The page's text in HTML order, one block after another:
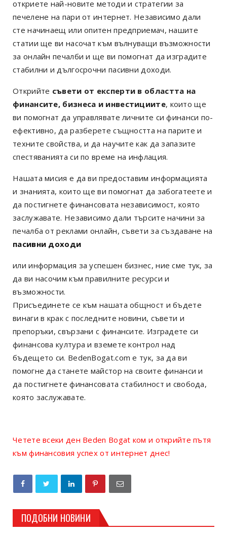
откриете най-новите методи и стратегии за
печелене на пари от интернет. Независимо дали
сте начинаещ или опитен предприемач, нашите
статии ще ви насочат към вълнуващи възможности
за онлайн печалби и ще ви помогнат да изградите
стабилни и дългосрочни пасивни доходи.
Открийте съвети от експерти в областта на
финансите, бизнеса и инвестициите, които ще
ви помогнат да управлявате личните си финанси по-
ефективно, да разберете същността на парите и
техните свойства, и да научите как да запазите
спестяванията си по време на инфлация.
Нашата мисия е да ви предоставим информацията
и знанията, които ще ви помогнат да забогатеете и
да постигнете финансовата независимост, която
заслужавате. Независимо дали търсите начини за
печалба от реклами онлайн, съвети за създаване на
пасивни доходи
или информация за успешен бизнес, ние сме тук, за
да ви насочим към правилните ресурси и
възможности.
Присъединете се към нашата общност и бъдете
винаги в крак с последните новини, съвети и
препоръки, свързани с финансите. Изградете си
финансова култура и вземете контрол над
бъдещето си. BedenBogat.com е тук, за да ви
помогне да станете майстор на своите финанси и
да постигнете финансовата стабилност и свобода,
която заслужавате.
Четете всеки ден Beden Bogat ком и открийте пътя
към финансовия успех от интернет днес!
ПОДОБНИ НОВИНИ